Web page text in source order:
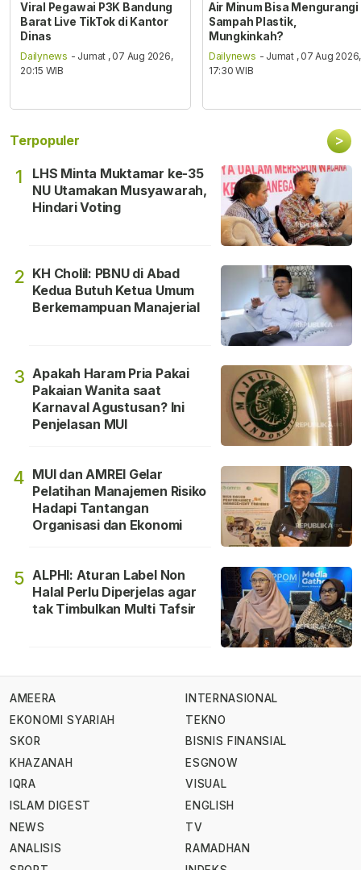
Viral Pegawai P3K Bandung
Barat Live TikTok di Kantor
Dinas
Dailynews - Jumat , 07 Aug 2026,
20:15 WIB
Air Minum Bisa Mengurangi
Sampah Plastik,
Mungkinkah?
Dailynews - Jumat , 07 Aug 2026,
17:30 WIB
Terpopuler >
1
LHS Minta Muktamar ke-35
NU Utamakan Musyawarah,
Hindari Voting
2 KH Cholil: PBNU di Abad
Kedua Butuh Ketua Umum
Berkemampuan Manajerial
3 Apakah Haram Pria Pakai
Pakaian Wanita saat
Karnaval Agustusan? Ini
Penjelasan MUI
4 MUI dan AMREI Gelar
Pelatihan Manajemen Risiko
Hadapi Tantangan
Organisasi dan Ekonomi
5 ALPHI: Aturan Label Non
Halal Perlu Diperjelas agar
tak Timbulkan Multi Tafsir
AMEERA
EKONOMI SYARIAH
SKOR
KHAZANAH
IQRA
ISLAM DIGEST
NEWS
ANALISIS
INTERNASIONAL
TEKNO
BISNIS FINANSIAL
ESGNOW
VISUAL
ENGLISH
TV
RAMADHAN